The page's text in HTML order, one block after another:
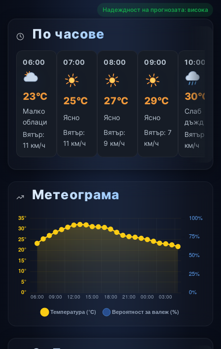
Надеждност на прогнозата: висока
По часове
06:00
23°C
Малко
облаци
Вятър:
11 км/ч
07:00
25°C
Ясно
Вятър:
11 км/ч
08:00
27°C
Ясно
Вятър:
9 км/ч
09:00
29°C
Ясно
Вятър: 7
км/ч
10:00
30°C
Слаб
дъжд
Вятър:
км/ч
Метеограма